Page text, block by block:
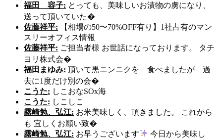
福田 容子: とっても、美味しいお漬物の虜になり、
送って頂いていた�
佐藤祥平: 【相場の50〜70%OFF有り】1社占有のマン
スリーオフィス情報
佐藤祥平: ご担当者様 お世話になっております。 タチ
ヨリ株式会�
福田まゆみ: 頂いて黒ニンニクを 食べましたが 過
去に1度だけ別の会�
こうた: しこおなSOx海
こうた: しこしこ
露崎勉、弘江: お米美味しく、頂きました。 これから
も 宜しくお願い致�
露崎勉、弘江: お早うございます
今日から美味し